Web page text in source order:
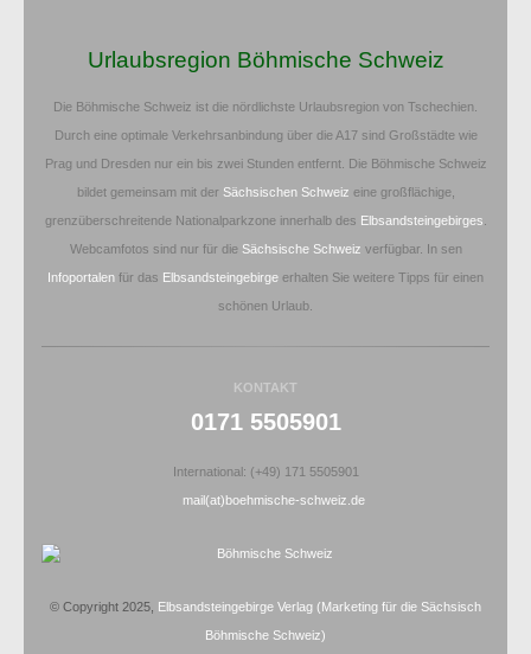
Urlaubsregion Böhmische Schweiz
Die Böhmische Schweiz ist die nördlichste Urlaubsregion von Tschechien.
Durch eine optimale Verkehrsanbindung über die A17 sind Großstädte wie
Prag und Dresden nur ein bis zwei Stunden entfernt. Die Böhmische Schweiz
bildet gemeinsam mit der Sächsischen Schweiz eine großflächige,
grenzüberschreitende Nationalparkzone innerhalb des Elbsandsteingebirges
Webcamfotos sind nur für die Sächsische Schweiz verfügbar. In sen
Infoportalen für das Elbsandsteingebirge erhalten Sie weitere Tipps für einen
schönen Urlaub.
KONTAKT
0171 5505901
International: (+49) 171 5505901
mail(at)boehmische-schweiz.de
© Copyright 2025, Elbsandsteingebirge Verlag (Marketing für die Sächsisch
Böhmische Schweiz)